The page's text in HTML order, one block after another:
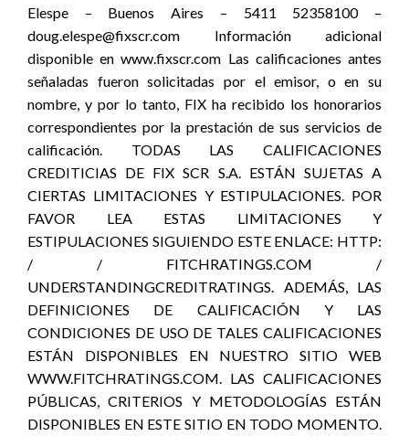
Elespe – Buenos Aires – 5411 52358100 –
doug.elespe@fixscr.com Información adicional
disponible en www.fixscr.com Las calificaciones antes
señaladas fueron solicitadas por el emisor, o en su
nombre, y por lo tanto, FIX ha recibido los honorarios
correspondientes por la prestación de sus servicios de
calificación. TODAS LAS CALIFICACIONES
CREDITICIAS DE FIX SCR S.A. ESTÁN SUJETAS A
CIERTAS LIMITACIONES Y ESTIPULACIONES. POR
FAVOR LEA ESTAS LIMITACIONES Y
ESTIPULACIONES SIGUIENDO ESTE ENLACE: HTTP:
/ / FITCHRATINGS.COM /
UNDERSTANDINGCREDITRATINGS. ADEMÁS, LAS
DEFINICIONES DE CALIFICACIÓN Y LAS
CONDICIONES DE USO DE TALES CALIFICACIONES
ESTÁN DISPONIBLES EN NUESTRO SITIO WEB
WWW.FITCHRATINGS.COM. LAS CALIFICACIONES
PÚBLICAS, CRITERIOS Y METODOLOGÍAS ESTÁN
DISPONIBLES EN ESTE SITIO EN TODO MOMENTO.